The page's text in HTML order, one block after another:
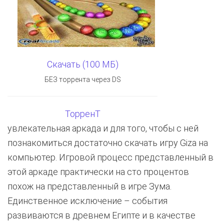
Скачать (100 МБ)
БЕЗ торрента через DS
ТорренТ
увлекательная аркада и для того, чтобы с ней
познакомиться достаточно скачать игру Giza на
компьютер. Игровой процесс представленный в
этой аркаде практически на сто процентов
похож на представленный в игре Зума.
Единственное исключение – события
развиваются в древнем Египте и в качестве